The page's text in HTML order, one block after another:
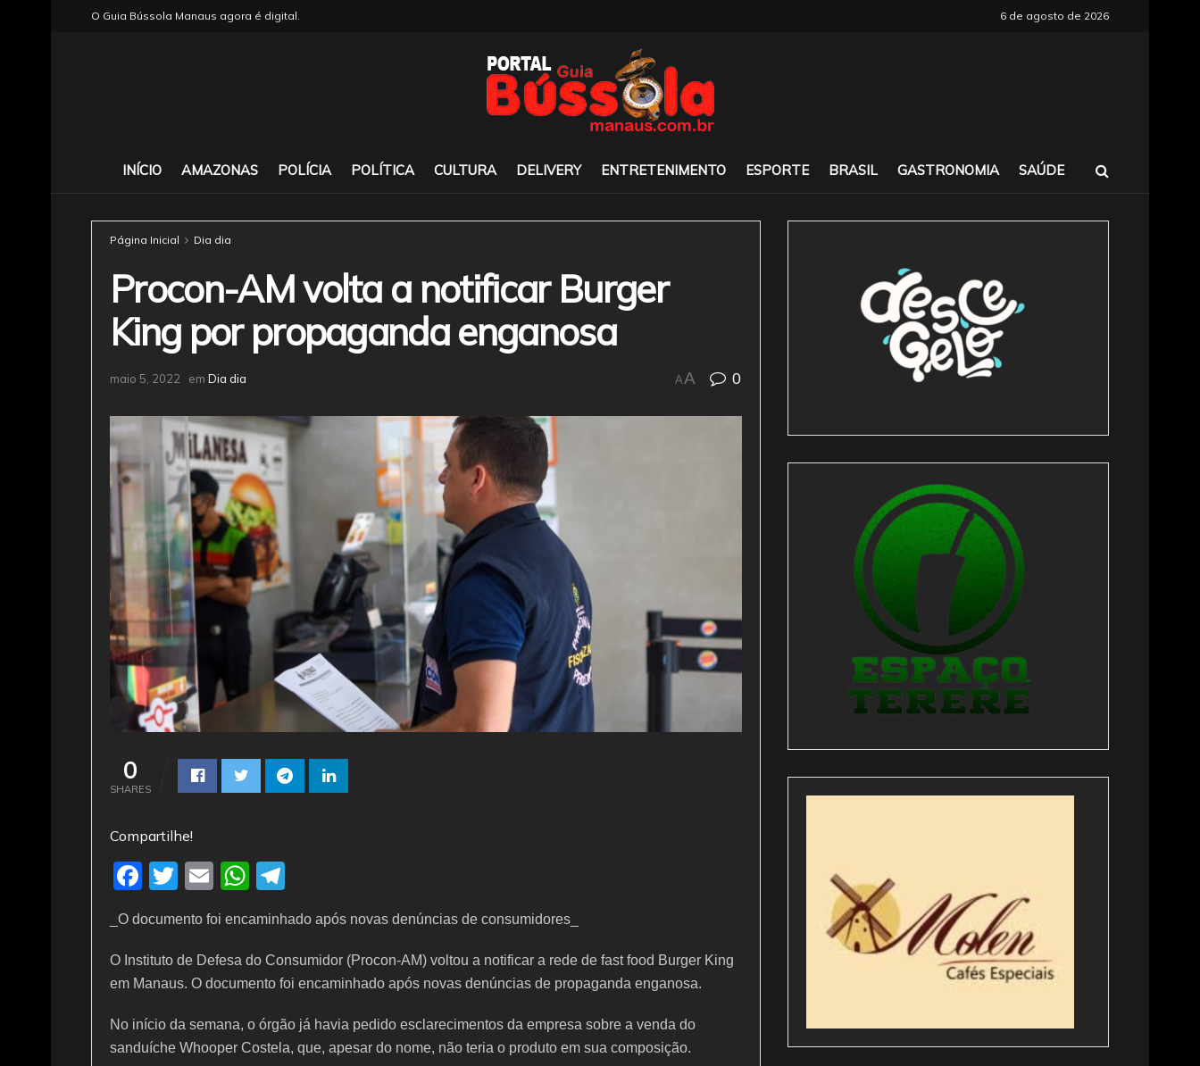
O Guia Bússola Manaus agora é digital. 6 de agosto de 2026
INÍCIO AMAZONAS POLÍCIA POLÍTICA CULTURA DELIVERY ENTRETENIMENTO ESPORTE BRASIL GASTRONOMIA SAÚDE
Página Inicial Dia dia
Procon-AM volta a notificar Burger
King por propaganda enganosa
maio 5, 2022 em Dia dia AA 0
0
SHARES
Compartilhe!
F
c
e
b
o
o
T
itt
er
E
m
ai
l
W
at
s
A
p
p
el
e
gr
a
m
_O documento foi encaminhado após novas denúncias de consumidores_
O Instituto de Defesa do Consumidor (Procon-AM) voltou a notificar a rede de fast food Burger King
em Manaus. O documento foi encaminhado após novas denúncias de propaganda enganosa.
No início da semana, o órgão já havia pedido esclarecimentos da empresa sobre a venda do
sanduíche Whooper Costela, que, apesar do nome, não teria o produto em sua composição.